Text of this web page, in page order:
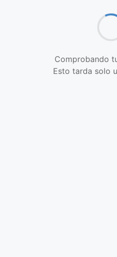
Comprobando
Esto tarda solo